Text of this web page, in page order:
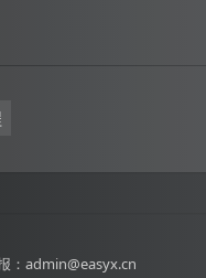
：admin@easyx.cn